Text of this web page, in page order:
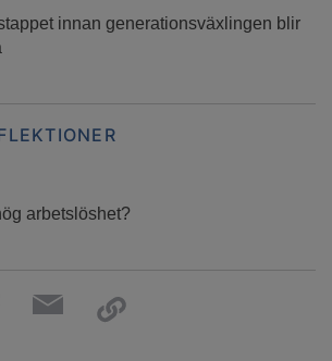
innan generationsväxlingen blir
arbetslöshet?